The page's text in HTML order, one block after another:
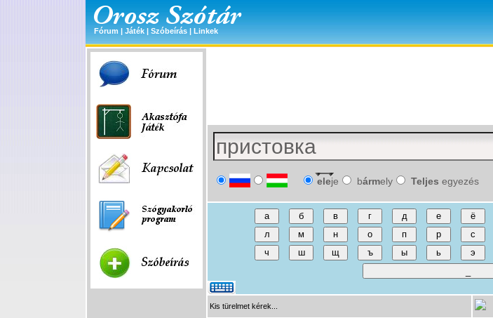
Fórum | Játék | Szóbeírás | Linkek
eleje bármely Teljes egyezés
Kis türelmet kérek...